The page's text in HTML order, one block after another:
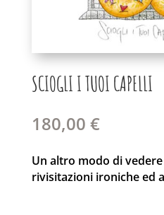
SCIOGLI I TUOI CAPELLI
180,00 €
Un altro modo di
rivisitazioni ironiche ed